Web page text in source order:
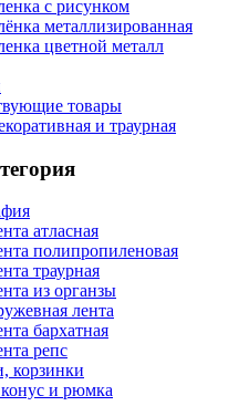
с рисунком
металлизированная
цветной металл
товары
и траурная
атласная
полипропиленовая
траурная
из органзы
лента
бархатная
репс
корзинки
и рюмка